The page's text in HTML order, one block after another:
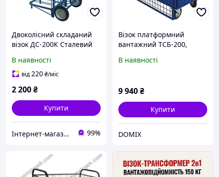
Двоколісний складаний
візок ДС-200К Сталевий
400*400 мм.Колеса 200
мм з литою шиною
В наявності
від220₴/міс
2 200₴
Купити
Інтернет-магазин TehnoPuls 99%
Візок платформний
вантажний ТСБ-200,
навантаження до 300 кг,
В наявності
9 940₴
Купити
DOMIX